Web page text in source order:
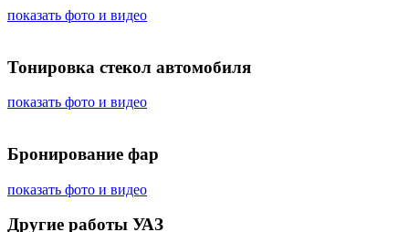
показать фото и видео
Тонировка стекол автомобиля
показать фото и видео
Бронирование фар
показать фото и видео
Другие работы УАЗ